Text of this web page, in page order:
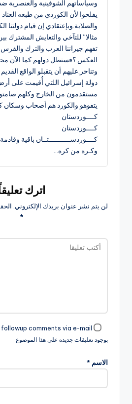
وسياساتهم الشوفينية والعنصرية
يفلحوا لأن الكوردي من طبعه العناد
والصلابة.وبإعتقادي إن قيام دولتنا
مثالا” للتآخي والتعايش المشترك
تفهم جيراننا العرب والترك
العكس ؟فستظل دولهم كما الآن
وتناحر.عليهم أن يتقبلو الواقع
دولة إسرائيل اللتي أُقيمت على
مستقدمون من الخارج وكلهم
يتفوهو والكورد هم أصحاب وسكان
كــــوردستان
كــــوردستان
كــــوردســـــــــــتــان باقية
وكـره من كره…
اترك
لن يتم نشر عنوان بريدك الإلكتروني.
*
بوجود تعليقات جديدة على هذا الموضوع
الاسم *